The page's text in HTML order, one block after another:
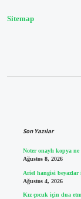
Sitemap
Son Yazılar
Noter onaylı kopya
Ağustos 8, 2026
Ariel hangisi beyazlar
Ağustos 4, 2026
Kız çocuk için dua